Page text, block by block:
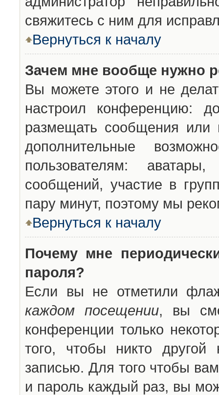
свяжитесь с ним для
Вернуться к началу
Зачем мне вообще нужно
Вы можете этого и не
настроил конференцию:
размещать сообщения или
дополнительные
пользователям:
сообщений, участие в
пару минут, поэтому мы
Вернуться к началу
Почему мне
пароля?
Если вы не отметили
каждом посещении, вы
конференции только
того, чтобы никто другой
записью. Для того чтобы
и пароль каждый раз, вы